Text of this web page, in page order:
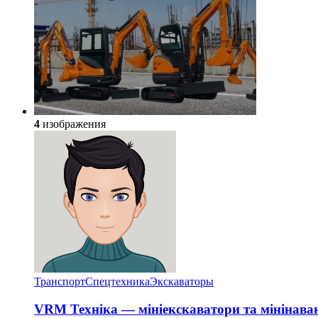
4 изображения
ТранспортСпецтехникаЭкскаваторы
VRM Техніка — мініекскаватори та